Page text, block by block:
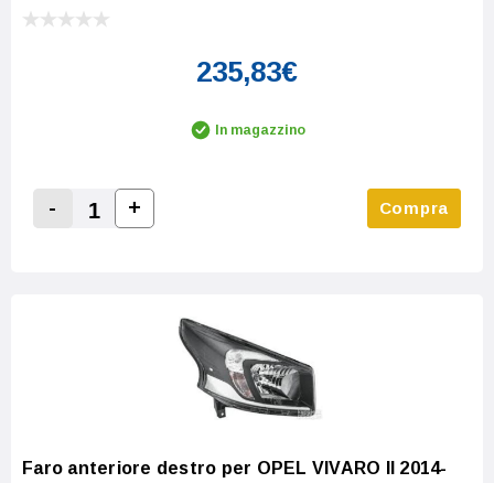
235,83€
In magazzino
Decrease Quantity:
-
Increase Quantity:
+ Compra
Faro anteriore destro per OPEL VIVARO II 2014-